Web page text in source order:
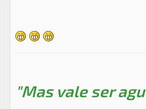
"Mas vale ser